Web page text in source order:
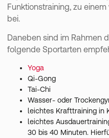
Funktionstraining, zu
bei.
Daneben sind im Rahmen
folgende Sportarten
Yoga
Qi-Gong
Tai-Chi
Wasser- oder
leichtes Krafttraining in
leichtes
30 bis 40 Minuten.
E-Mail-Adresse *
Jetzt